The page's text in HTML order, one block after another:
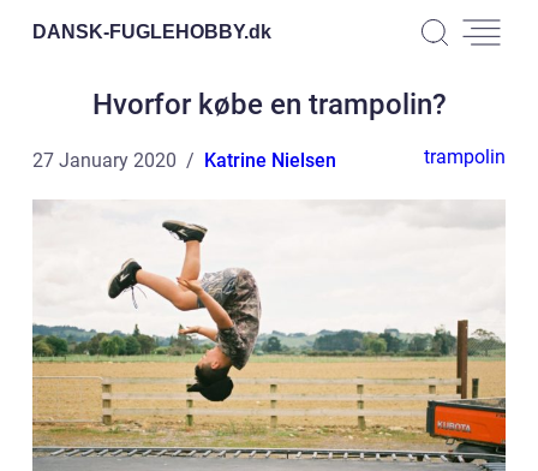
DANSK-FUGLEHOBBY.dk
Hvorfor købe en trampolin?
27 January 2020 Katrine Nielsen trampolin